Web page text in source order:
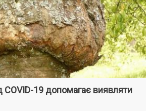
COVID-19 допомагає виявляти